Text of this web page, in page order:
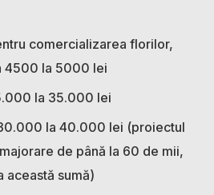
comercializarea florilor,
4500 la 5000 lei
la 35.000 lei
la 40.000 lei (proiectul
de până la 60 de mii,
această sumă)